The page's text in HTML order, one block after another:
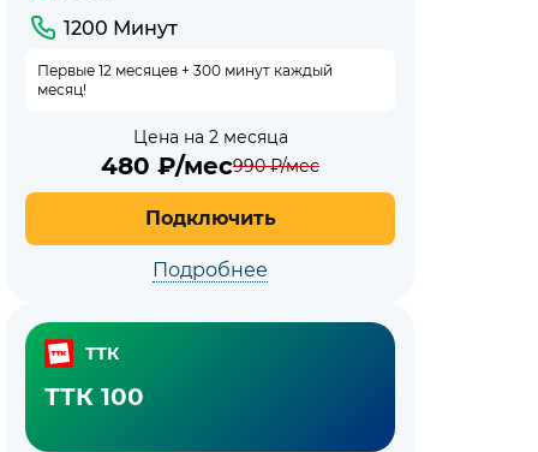
1200 Минут
Первые 12 месяцев + 300 минут каждый
месяц!
Цена на 2 месяца
480 ₽/мес990₽/мес
Подключить
Подробнее
ТТК
ТТК 100